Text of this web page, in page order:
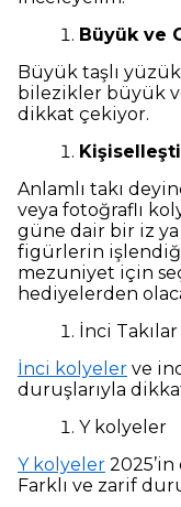
Büyük ve
Büyük taşlı
bilezikler büyük
dikkat çekiyor.
Anlamlı takı
veya fotoğraflı
güne dair bir iz ya
figürlerin
mezuniyet için
hediyelerden
İnci Takılar
İnci kolyeler ve
duruşlarıyla
Y kolyeler
Y kolyeler 2025’in
Farklı ve zarif